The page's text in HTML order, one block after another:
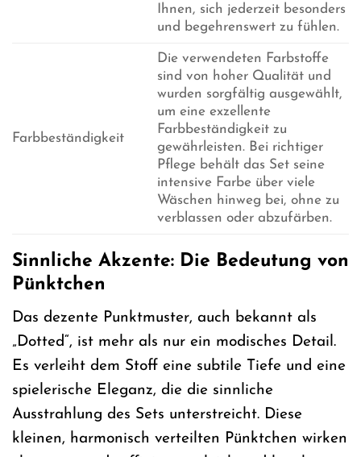
Ihnen, sich jederzeit besonders
und begehrenswert zu fühlen.
Farbbeständigkeit
Die verwendeten Farbstoffe
sind von hoher Qualität und
wurden sorgfältig ausgewählt,
um eine exzellente
Farbbeständigkeit zu
gewährleisten. Bei richtiger
Pflege behält das Set seine
intensive Farbe über viele
Wäschen hinweg bei, ohne zu
verblassen oder abzufärben.
Sinnliche Akzente: Die Bedeutung von
Pünktchen
Das dezente Punktmuster, auch bekannt als
„Dotted“, ist mehr als nur ein modisches Detail.
Es verleiht dem Stoff eine subtile Tiefe und eine
spielerische Eleganz, die die sinnliche
Ausstrahlung des Sets unterstreicht. Diese
kleinen, harmonisch verteilten Pünktchen wirken